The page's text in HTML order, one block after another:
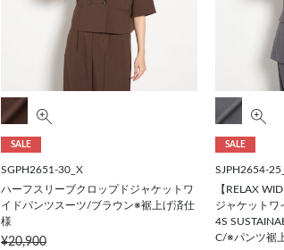
SALE
SGPH2651-30_X
ハーフスリーブクロップドジャケットワ
イドパンツスーツ/ブラウン※裾上げ済仕
様
¥20,900
SALE
SJPH2654-
【RELAX
ジャケットワ
4S
C/※パンツ裾